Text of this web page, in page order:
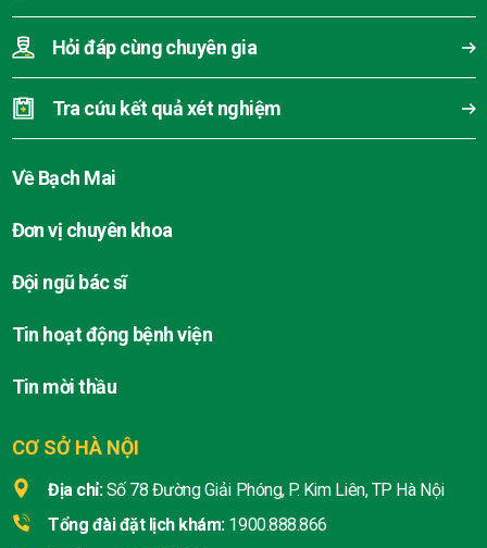
CƠ SỞ HÀ NỘI
Địa chỉ: Số 78 Đường Giải Phóng, P. Kim Liên, TP Hà Nội
Tổng đài đặt lịch khám: 1900.888.866
Hỏi đáp cùng chuyên gia
Tra cứu kết quả xét nghiệm
Về Bạch Mai
Đơn vị chuyên khoa
Đội ngũ bác sĩ
Tin hoạt động bệnh viện
Tin mời thầu